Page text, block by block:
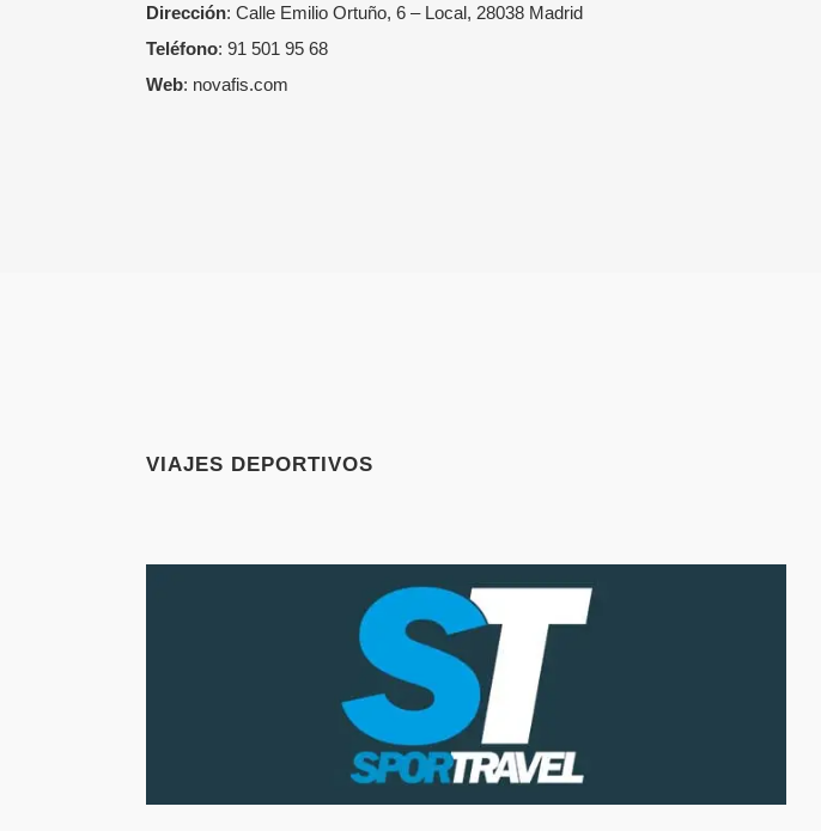
Dirección: Calle Emilio Ortuño, 6 – Local, 28038 Madrid
Teléfono: 91 501 95 68
Web: novafis.com
VIAJES DEPORTIVOS